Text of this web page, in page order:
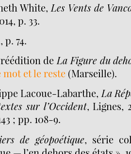
White, Les Vents de
p. 33.
p. 74.
de La Figure du
mot et le reste (Marseille).
Lacoue-Labarthe, La
sur l’Occident, Lignes,
; pp. 108-9.
de géopoétique, série